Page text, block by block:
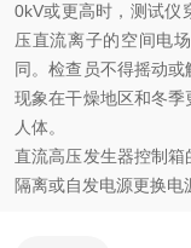
0kV或更高时，测试仪
压直流离子的空间电
同。检查员不得摇动
现象在干燥地区和冬
人体。
直流高压发生器控制
隔离或自发电源更换电